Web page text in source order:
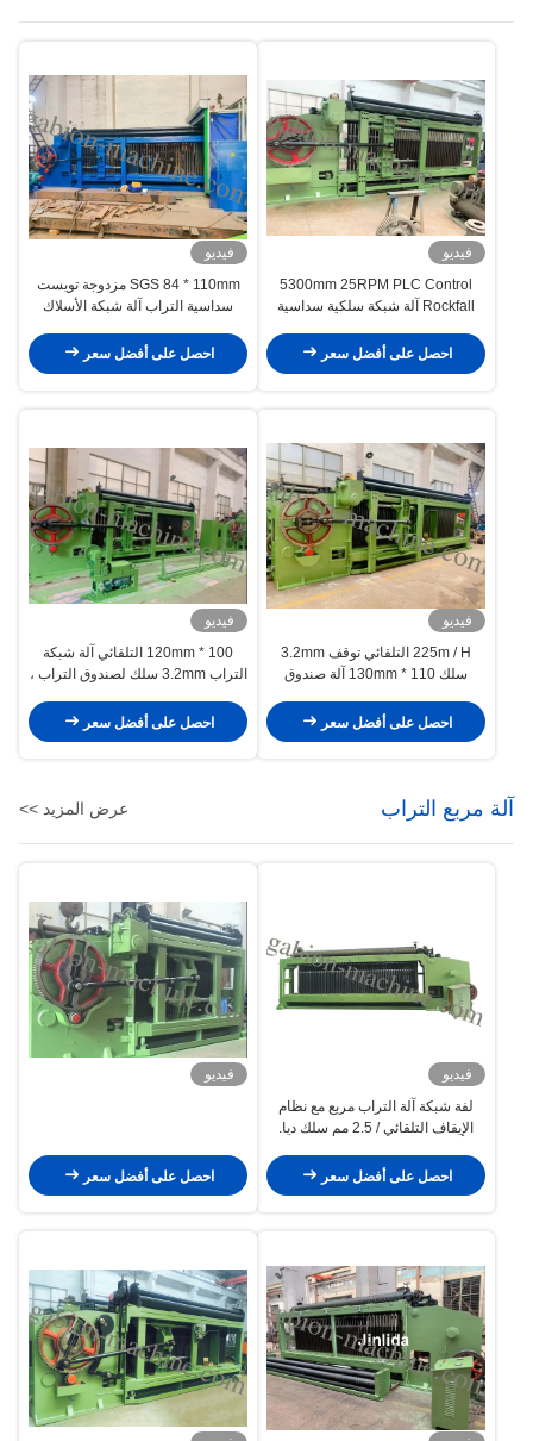
فيديو
5300mm 25RPM PLC Control
Rockfall آلة شبكة سلكية سداسية
احصل على أفضل سعر
فيديو
SGS 84 * 110mm مزدوجة تويست
سداسية التراب آلة شبكة الأسلاك
احصل على أفضل سعر
فيديو
225m / H التلقائي توقف 3.2mm
سلك 110 * 130mm آلة صندوق
احصل على أفضل سعر
فيديو
100 * 120mm التلقائي آلة شبكة
التراب 3.2mm سلك لصندوق التراب ،
احصل على أفضل سعر
آلة مربع التراب عرض المزيد >>
فيديو
لفة شبكة آلة التراب مربع مع نظام
الإيقاف التلقائي / 2.5 مم سلك ديا.
احصل على أفضل سعر
فيديو
احصل على أفضل سعر